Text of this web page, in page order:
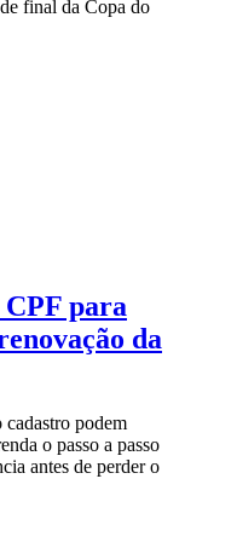
final da Copa do
para
da
podem
o passo a passo
antes de perder o